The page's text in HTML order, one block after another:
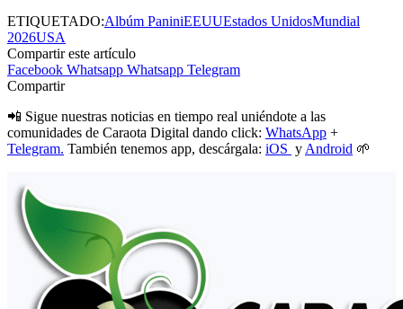
ETIQUETADO:Albúm PaniniEEUUEstados UnidosMundial
2026USA
Compartir este artículo
Facebook Whatsapp Whatsapp Telegram
Compartir
📲 Sigue nuestras noticias en tiempo real uniéndote a las
comunidades de Caraota Digital dando click: WhatsApp +
Telegram. También tenemos app, descárgala: iOS y Android 🌱